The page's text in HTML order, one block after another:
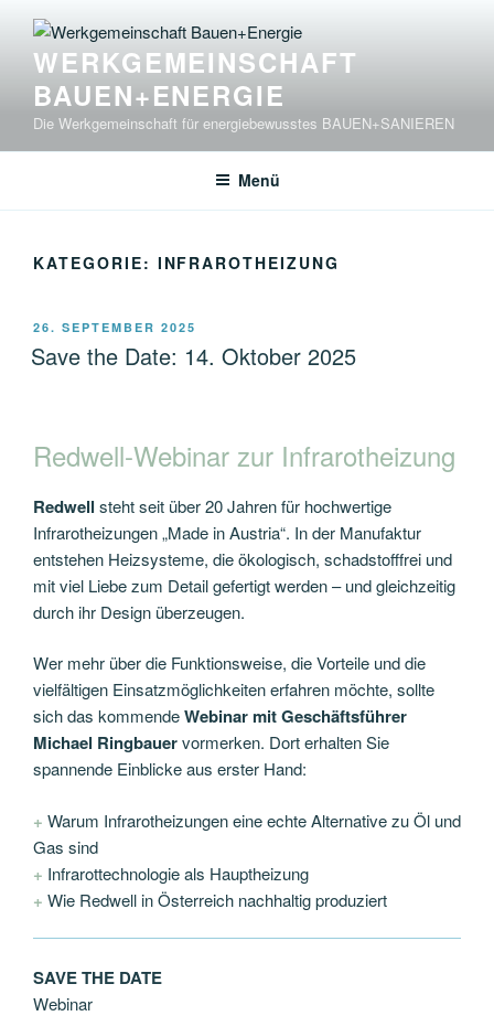
Inhalt
springenWERKGEMEINSCHAFT
BAUEN+ENERGIE
Die Werkgemeinschaft für energiebewusstes BAUEN+SANIEREN
Menü
KATEGORIE: INFRAROTHEIZUNG
VERÖFFENTLICHT
AM
26. SEPTEMBER 2025
Save the Date: 14. Oktober 2025
Redwell-Webinar zur Infrarotheizung
Redwell steht seit über 20 Jahren für hochwertige
Infrarotheizungen „Made in Austria“. In der Manufaktur
entstehen Heizsysteme, die ökologisch, schadstofffrei und
mit viel Liebe zum Detail gefertigt werden – und gleichzeitig
durch ihr Design überzeugen.
Wer mehr über die Funktionsweise, die Vorteile und die
vielfältigen Einsatzmöglichkeiten erfahren möchte, sollte
sich das kommendeWebinar mit Geschäftsführer
Michael Ringbauervormerken. Dort erhalten Sie
spannende Einblicke aus erster Hand:
+ Warum Infrarotheizungen eine echte Alternative zu Öl und
Gas sind
+ Infrarottechnologie als Hauptheizung
+ Wie Redwell in Österreich nachhaltig produziert
SAVE THE DATE
Webinar